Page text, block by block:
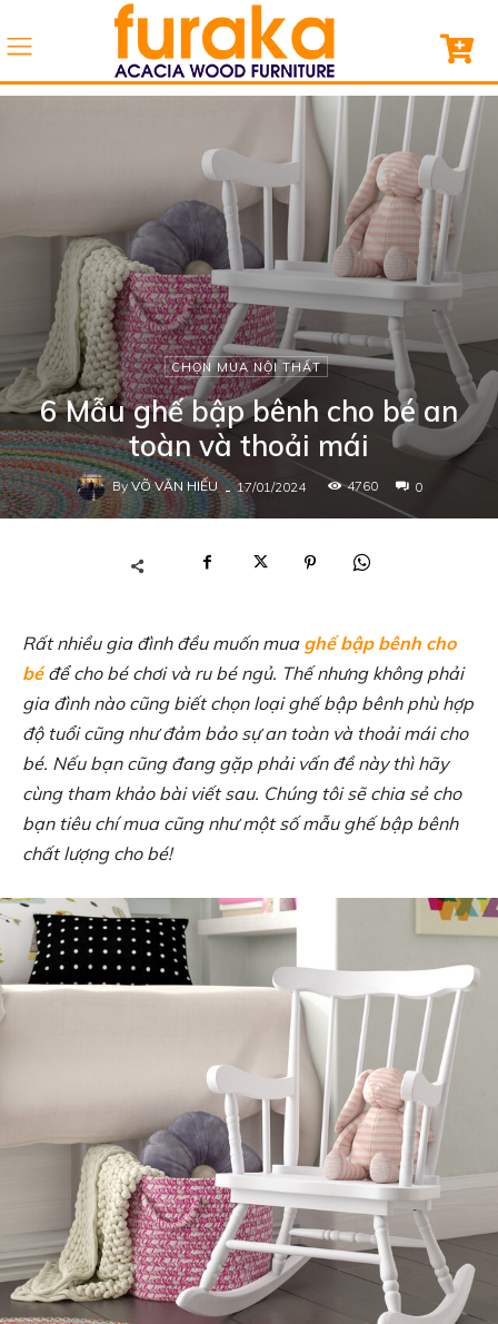
CHỌN MUA NỘI THẤT
6 Mẫu ghế bập bênh cho bé an
toàn và thoải mái
By VÕ VĂN HIẾU - 17/01/2024 4760 0
Rất nhiều gia đình đều muốn mua ghế bập bênh cho
bé để cho bé chơi và ru bé ngủ. Thế nhưng không phải
gia đình nào cũng biết chọn loại ghế bập bênh phù hợp
độ tuổi cũng như đảm bảo sự an toàn và thoải mái cho
bé. Nếu bạn cũng đang gặp phải vấn đề này thì hãy
cùng tham khảo bài viết sau. Chúng tôi sẽ chia sẻ cho
bạn tiêu chí mua cũng như một số mẫu ghế bập bênh
chất lượng cho bé!